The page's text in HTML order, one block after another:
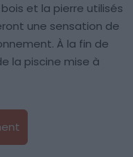
et la pierre utilisés
une sensation de
À la fin de
la piscine mise à